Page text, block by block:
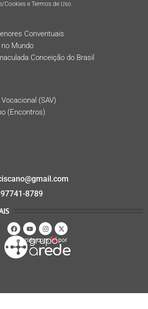
Cookies e Termos de Uso.
Conventuais
Mundo
Conceição do Brasil
(SAV)
(Encontros)
8789
Produzido com por